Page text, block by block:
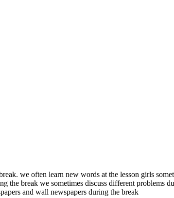
we often learn new words at the lesson girls
break we sometimes discuss different problems
and wall newspapers during the break